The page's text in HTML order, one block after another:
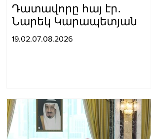
Դատավորը հայ էր․
Նարեկ Կարապետյան
19.02.07.08.2026